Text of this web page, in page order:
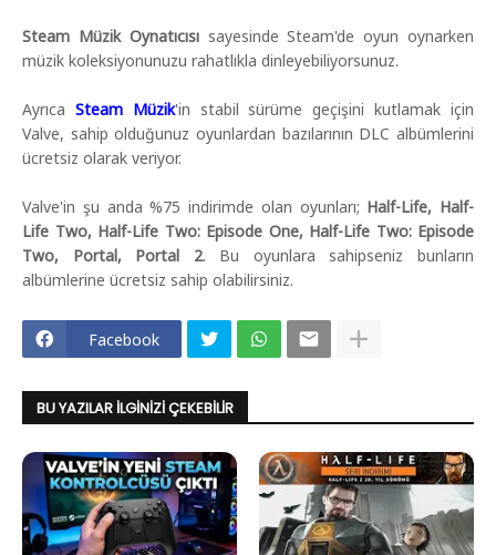
Steam Müzik Oynatıcısısayesinde Steam'de oyun oynarken
müzik koleksiyonunuzu rahatlıkla dinleyebiliyorsunuz.
Ayrıca Steam Müzik'in stabil sürüme geçişini kutlamak için
Valve, sahip olduğunuz oyunlardan bazılarının DLC albümlerini
ücretsiz olarak veriyor.
Valve'in şu anda %75 indirimde olan oyunları; Half-Life, Half-
Life Two, Half-Life Two: Episode One, Half-Life Two: Episode
Two, Portal, Portal 2. Bu oyunlara sahipseniz bunların
albümlerine ücretsiz sahip olabilirsiniz.
Facebook
BU YAZILAR İLGINIZI ÇEKEBILIR